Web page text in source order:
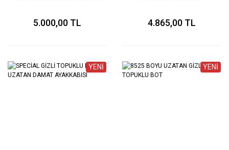
5.000,00 TL 4.865,00 TL
YENİ YENİ